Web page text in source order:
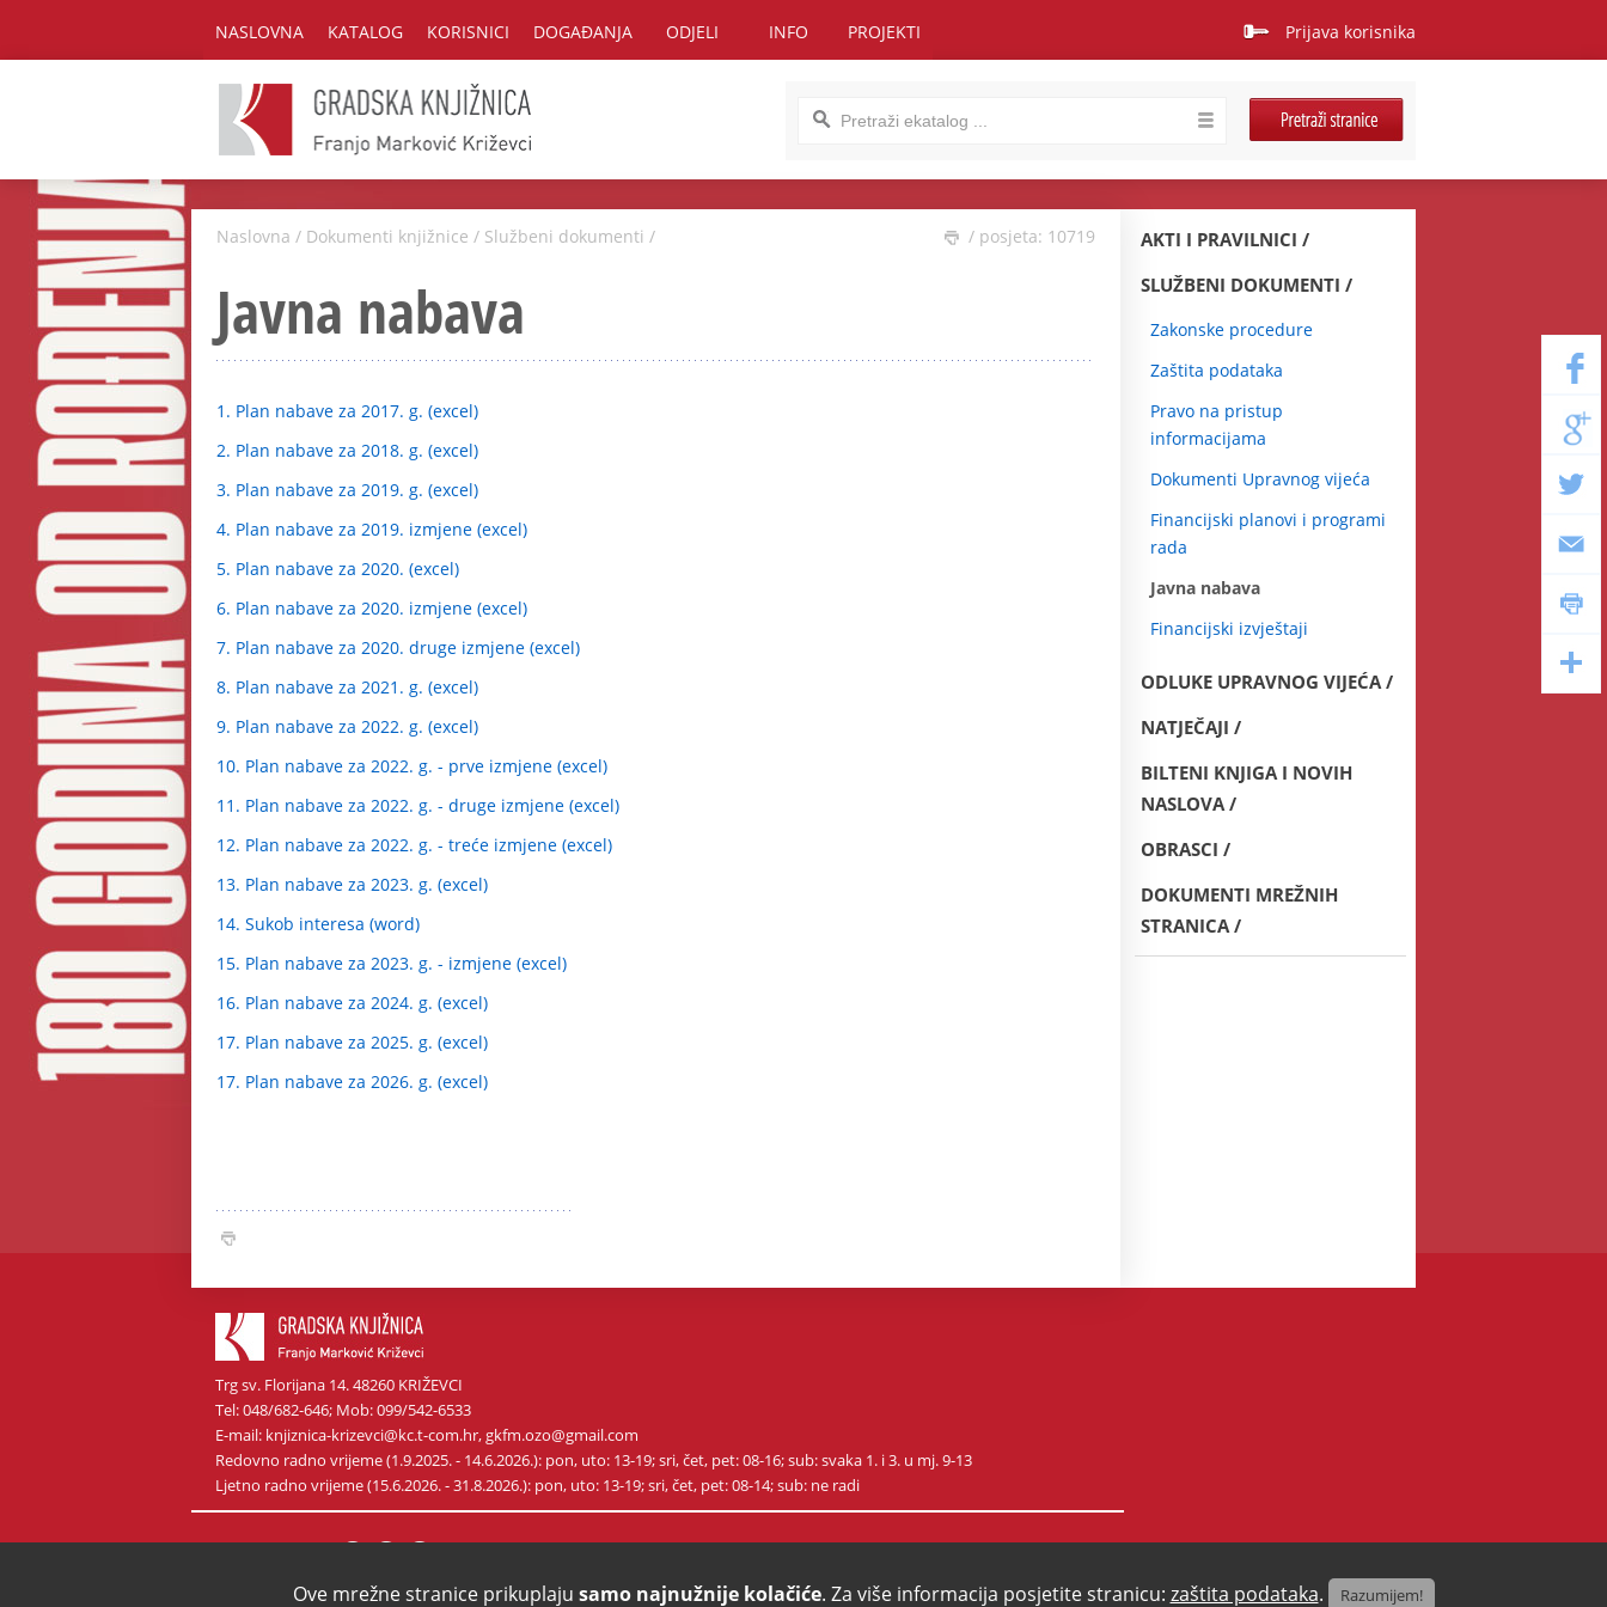
NASLOVNA KATALOG KORISNICI DOGAĐANJA ODJELI INFO PROJEKTI Prijava korisnika
Naslovna / Dokumenti knjižnice / Službeni dokumenti / / posjeta: 10719
Javna nabava
1. Plan nabave za 2017. g. (excel)
2. Plan nabave za 2018. g. (excel)
3. Plan nabave za 2019. g. (excel)
4. Plan nabave za 2019. izmjene (excel)
5. Plan nabave za 2020. (excel)
6. Plan nabave za 2020. izmjene (excel)
7. Plan nabave za 2020. druge izmjene (excel)
8. Plan nabave za 2021. g. (excel)
9. Plan nabave za 2022. g. (excel)
10. Plan nabave za 2022. g. - prve izmjene (excel)
11. Plan nabave za 2022. g. - druge izmjene (excel)
12. Plan nabave za 2022. g. - treće izmjene (excel)
13. Plan nabave za 2023. g. (excel)
14. Sukob interesa (word)
15. Plan nabave za 2023. g. - izmjene (excel)
16. Plan nabave za 2024. g. (excel)
17. Plan nabave za 2025. g. (excel)
17. Plan nabave za 2026. g. (excel)
AKTI I PRAVILNICI
SLUŽBENI DOKUMENTI
Zakonske procedure
Zaštita podataka
Pravo na pristup
informacijama
Dokumenti Upravnog vijeća
Financijski planovi i programi
rada
Javna nabava
Financijski izvještaji
ODLUKE UPRAVNOG VIJEĆA
NATJEČAJI
BILTENI KNJIGA I NOVIH
NASLOVA
OBRASCI
DOKUMENTI MREŽNIH
STRANICA
Trg sv. Florijana 14. 48260 KRIŽEVCI
Tel: 048/682-646; Mob: 099/542-6533
E-mail: knjiznica-krizevci@kc.t-com.hr, gkfm.ozo@gmail.com
Redovno radno vrijeme (1.9.2025. - 14.6.2026.): pon, uto: 13-19; sri, čet, pet: 08-16; sub: svaka 1. i 3. u mj. 9-13
Ljetno radno vrijeme (15.6.2026. - 31.8.2026.): pon, uto: 13-19; sri, čet, pet: 08-14; sub: ne radi
Ove mrežne stranice prikuplaju samo najnužnije kolačiće. Za više informacija posjetite stranicu: zaštita podataka. Razumijem!